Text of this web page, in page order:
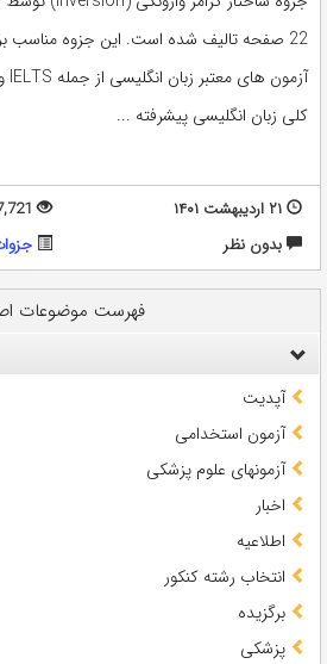
22 صفحه تالیف شده است. این جزوه مناسب
کلی زبان انگلیسی پیشرفته ...
۲۱ اردیبهشت ۱۴۰۱
7,721
بدون نظر
فهرست موضوعات
آپدیت
آزمون استخدامی
آزمونهای علوم پزشکی
اخبار
اطلاعیه
انتخاب رشته کنکور
برگزیده
پزشکی